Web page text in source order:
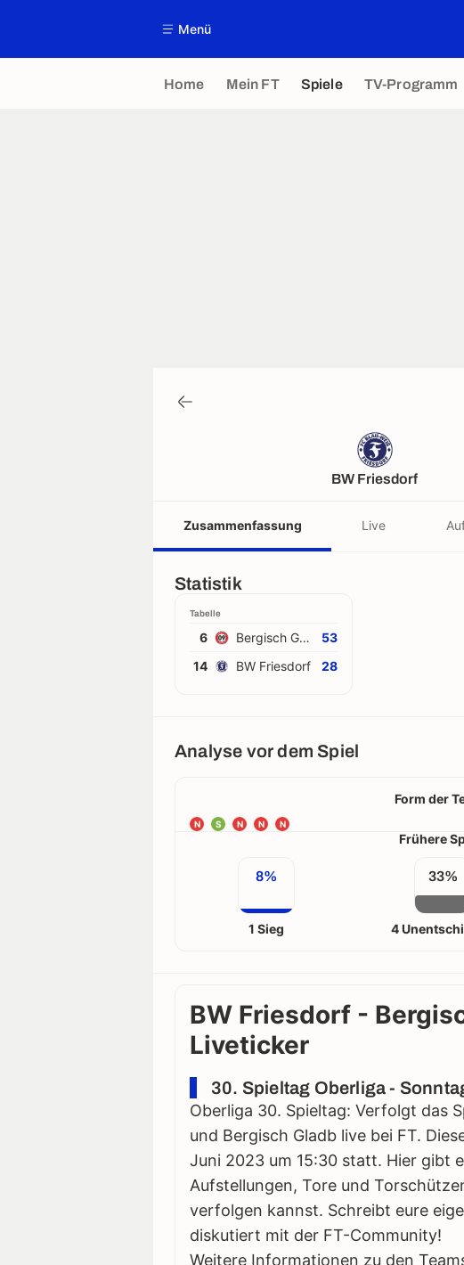
Menü
Home Mein FT Spiele TV-Programm
BW Friesdorf
Zusammenfassung Live
Statistik
Tabelle
6 Bergisch Gladb
53
14
BW Friesdorf 28
Analyse vor dem Spiel
Form der
N S N N N
Frühere
8%
1 Sieg
33%
4
BW Friesdorf -
Liveticker
30. Spieltag Oberliga -
Oberliga 30. Spieltag: Verfolgt das
und Bergisch Gladb live bei FT.
Juni 2023 um 15:30 statt. Hier gibt
Aufstellungen, Tore und
verfolgen kannst. Schreibt eure
diskutiert mit der FT-Community!
Weitere Informationen zu den